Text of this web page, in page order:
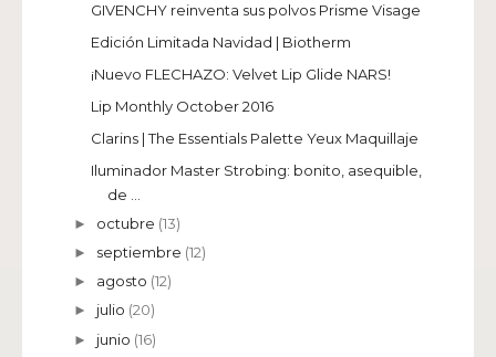
GIVENCHY reinventa sus polvos Prisme Visage
Edición Limitada Navidad | Biotherm
¡Nuevo FLECHAZO: Velvet Lip Glide NARS!
Lip Monthly October 2016
Clarins | The Essentials Palette Yeux Maquillaje
Iluminador Master Strobing: bonito, asequible,
de ...
► octubre (13)
► septiembre (12)
► agosto (12)
► julio (20)
► junio (16)